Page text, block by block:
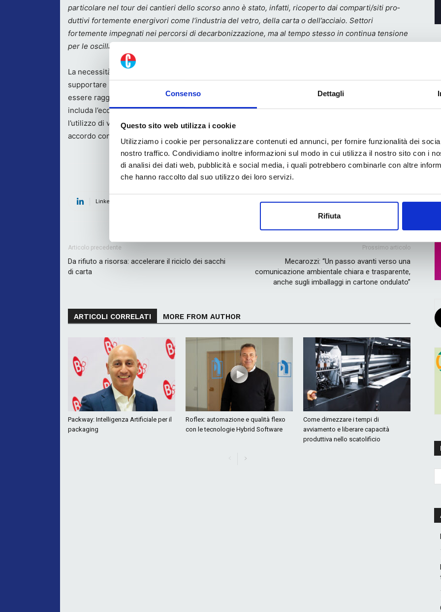
Consenso Dettagli
Questo sito web utilizza i cookie
Utilizziamo i cookie per personalizzare contenuti ed annunci, per fornire funzionalità dei
nostro traffico. Condividiamo inoltre informazioni sul modo in cui utilizza il nostro sito con i
di analisi dei dati web, pubblicità e social media, i quali potrebbero combinarle con altre
che hanno raccolto dal suo utilizzo dei loro servizi.
Rifiuta
particolare nel tour dei cantieri dello scorso anno è stato, infatti, ricoperto dai comparti/siti pro­
duttivi fortemente energivori come l’industria del vetro, della carta o dell’acciaio. Settori
fortemente impegnati nei percorsi di decarbonizzazione, ma al tempo stesso in continua tensione
per le oscillazioni del costo del gas”
La necessità di accrescere la competitività dell’industria italiana, ridurre i costi energetici e
supportare il processo di decarbonizzazione dei settori hard to abate sono obiettivi che possono
essere raggiunti adottando una strategia diversificata che, oltre all’efficientamento energetico,
includa l’economia circolare, l’uso di combustibili low carbon, l’elettrificazione dei consumi e
l’utilizzo di vettori energetici innovativi. È con questo obiettivo che Assocarta ha sottoscritto un
accordo con il GSE e con il CIB Consorzio Italiano Biogas per il biometano agricolo.
Linkedin WhatsApp
Articolo precedente
Da rifiuto a risorsa: accelerare il riciclo dei sacchi
di carta
Prossimo articolo
Mecarozzi: “Un passo avanti verso una
comunicazione ambientale chiara e trasparente,
anche sugli imballaggi in cartone ondulato”
ARTICOLI CORRELATI MORE FROM AUTHOR
Packway: Intelligenza Artificiale per il
packaging
Roflex: automazione e qualità flexo
con le tecnologie Hybrid Software
Come dimezzare i tempi di
avviamento e liberare capacità
produttiva nello scatolificio